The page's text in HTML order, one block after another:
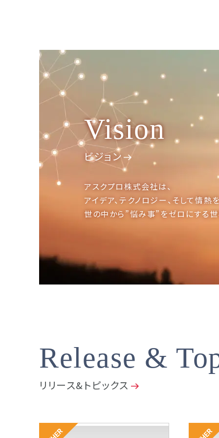
Vision
ビジョン
アスクプロ株式会社は、
アイデア、テクノロジー、 そして情熱
世の中から”悩み事”をゼロにする
Release &
リリース&トピックス